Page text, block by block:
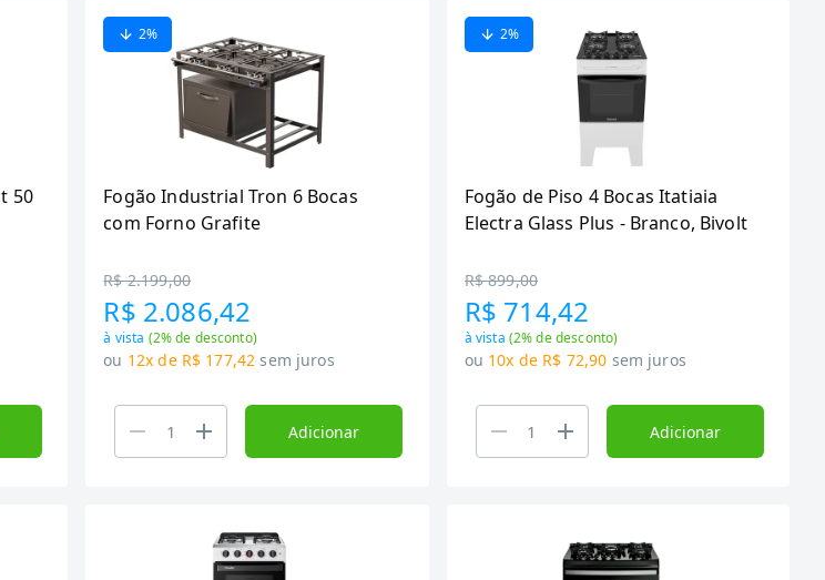
50
2%
Fogão Industrial Tron 6 Bocas
com Forno Grafite
R$ 2.199,00
R$ 2.086,42
à vista (2% de desconto)
ou 12x de R$ 177,42 sem juros
Adicionar
2%
Fogão de Piso 4 Bocas Itatiaia
Electra Glass Plus - Branco, Bivolt
R$ 899,00
R$ 714,42
à vista (2% de desconto)
ou 10x de R$ 72,90 sem juros
Adicionar